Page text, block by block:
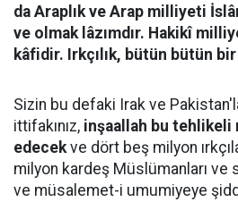
da Araplık ve Arap milliyeti
ve olmak lâzımdır. Hakikî
kâfidir. Irkçılık, bütün bütün
Sizin bu defaki Irak ve
ittifakınız, inşaallah bu tehlikeli
edecekve dört beş milyon
milyon kardeş Müslümanları ve
ve müsalemet-i umumiyeye